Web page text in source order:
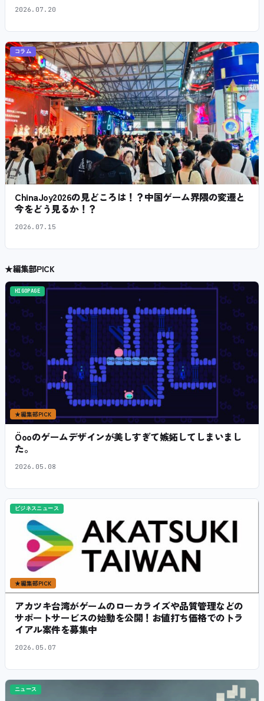
2026.07.20
コラム
ChinaJoy2026の見どころは！？中国ゲーム界隈の変遷と
今をどう見るか！？
2026.07.15
★編集部PICK
HIGOPAGE
★編集部PICK
Öooのゲームデザインが美しすぎて嫉妬してしまいまし
た。
2026.05.08
ビジネスニュース
★編集部PICK
アカツキ台湾がゲームのローカライズや品質管理などの
サポートサービスの始動を公開！お値打ち価格でのトラ
イアル案件を募集中
2026.05.07
ニュース